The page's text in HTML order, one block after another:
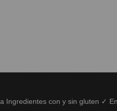
Ingredientes con y sin gluten ✓